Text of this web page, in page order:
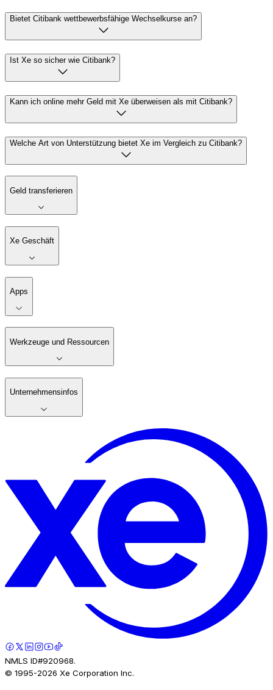
Bietet Citibank wettbewerbsfähige Wechselkurse an?
Ist Xe so sicher wie Citibank?
Kann ich online mehr Geld mit Xe überweisen als mit Citibank?
Welche Art von Unterstützung bietet Xe im Vergleich zu Citibank?
Geld transferieren
Xe Geschäft
Apps
Werkzeuge und Ressourcen
Unternehmensinfos
NMLS ID#920968.
© 1995-2026 Xe Corporation Inc.